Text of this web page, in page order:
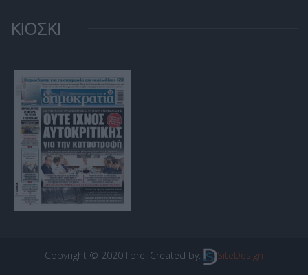
ΚΙΟΣΚΙ
Copyright © 2020 libre. Created by: SiteDesign